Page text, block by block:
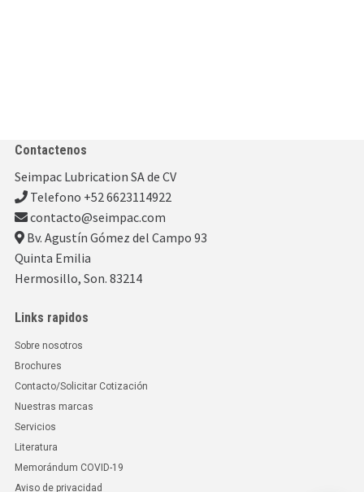
Contactenos
Seimpac Lubrication SA de CV
Telefono +52 6623114922
contacto@seimpac.com
Bv. Agustín Gómez del Campo 93
Quinta Emilia
Hermosillo, Son. 83214
Links rapidos
Sobre nosotros
Brochures
Contacto/Solicitar Cotización
Nuestras marcas
Servicios
Literatura
Memorándum COVID-19
Aviso de privacidad